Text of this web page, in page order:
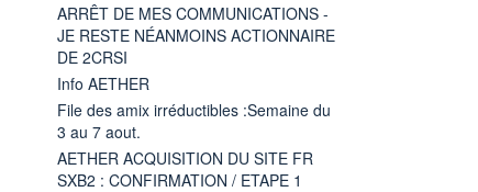
ARRÊT DE MES COMMUNICATIONS -
JE RESTE NÉANMOINS ACTIONNAIRE
DE 2CRSI
Info AETHER
File des amix irréductibles :Semaine du
3 au 7 aout.
AETHER ACQUISITION DU SITE FR
SXB2 : CONFIRMATION / ETAPE 1